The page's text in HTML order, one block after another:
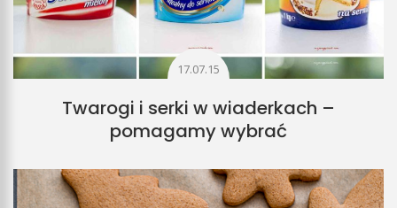
17.07.15
Twarogi i serki w wiaderkach –
pomagamy wybrać